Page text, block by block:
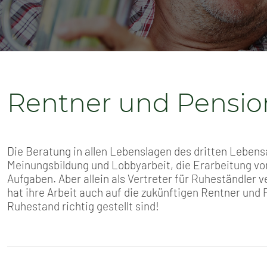
TARIF
MITGLIEDSCHAFT
Rentner und
Die Beratung in allen Lebenslagen des dritten
Meinungsbildung und Lobbyarbeit, die Erarbeitung
Aufgaben. Aber allein als Vertreter für Ruheständler
hat ihre Arbeit auch auf die zukünftigen Rentner und
Ruhestand richtig gestellt sind!